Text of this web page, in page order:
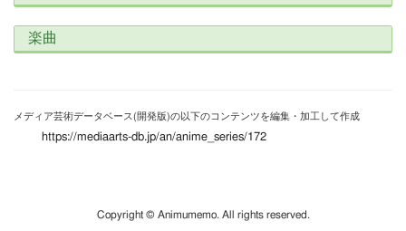
楽曲
メディア芸術データベース(開発版)の以下のコンテンツを編集・加工して作成
https://mediaarts-db.jp/an/anime_series/172
Copyright © Animumemo. All rights reserved.